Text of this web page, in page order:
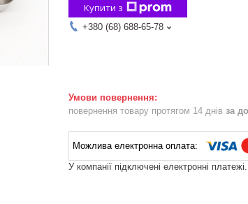
Купити з
+380 (68) 688-65-78
повернення товару протягом 14 днів за
У компанії підключені електронні